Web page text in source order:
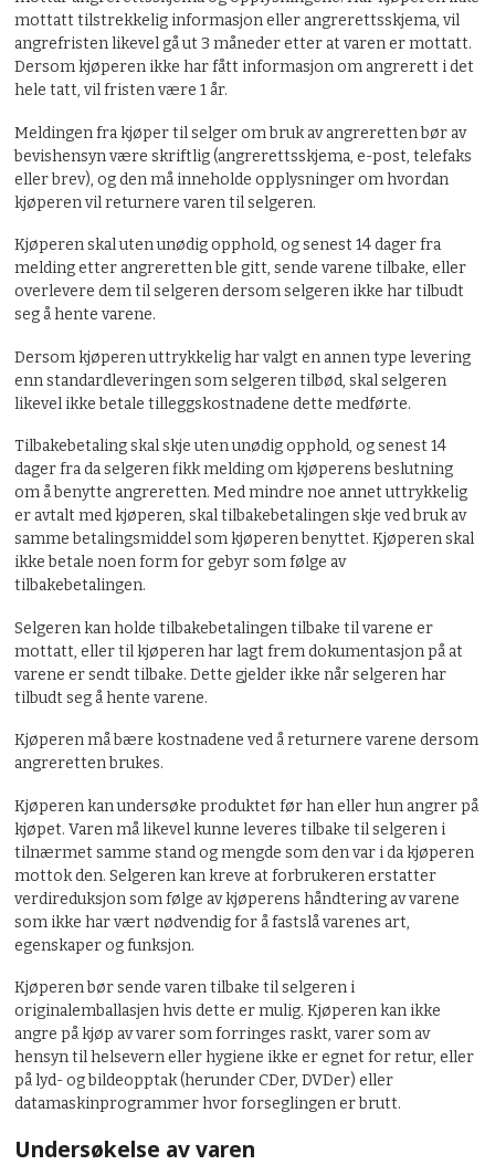
mottatt tilstrekkelig informasjon eller angrerettsskjema, vil
angrefristen likevel gå ut 3 måneder etter at varen er mottatt.
Dersom kjøperen ikke har fått informasjon om angrerett i det
hele tatt, vil fristen være 1 år.
Meldingen fra kjøper til selger om bruk av angreretten bør av
bevishensyn være skriftlig (angrerettsskjema, e-post, telefaks
eller brev), og den må inneholde opplysninger om hvordan
kjøperen vil returnere varen til selgeren.
Kjøperen skal uten unødig opphold, og senest 14 dager fra
melding etter angreretten ble gitt, sende varene tilbake, eller
overlevere dem til selgeren dersom selgeren ikke har tilbudt
seg å hente varene.
Dersom kjøperen uttrykkelig har valgt en annen type levering
enn standardleveringen som selgeren tilbød, skal selgeren
likevel ikke betale tilleggskostnadene dette medførte.
Tilbakebetaling skal skje uten unødig opphold, og senest 14
dager fra da selgeren fikk melding om kjøperens beslutning
om å benytte angreretten. Med mindre noe annet uttrykkelig
er avtalt med kjøperen, skal tilbakebetalingen skje ved bruk av
samme betalingsmiddel som kjøperen benyttet. Kjøperen skal
ikke betale noen form for gebyr som følge av
tilbakebetalingen.
Selgeren kan holde tilbakebetalingen tilbake til varene er
mottatt, eller til kjøperen har lagt frem dokumentasjon på at
varene er sendt tilbake. Dette gjelder ikke når selgeren har
tilbudt seg å hente varene.
Kjøperen må bære kostnadene ved å returnere varene dersom
angreretten brukes.
Kjøperen kan undersøke produktet før han eller hun angrer på
kjøpet. Varen må likevel kunne leveres tilbake til selgeren i
tilnærmet samme stand og mengde som den var i da kjøperen
mottok den. Selgeren kan kreve at forbrukeren erstatter
verdireduksjon som følge av kjøperens håndtering av varene
som ikke har vært nødvendig for å fastslå varenes art,
egenskaper og funksjon.
Kjøperen bør sende varen tilbake til selgeren i
originalemballasjen hvis dette er mulig. Kjøperen kan ikke
angre på kjøp av varer som forringes raskt, varer som av
hensyn til helsevern eller hygiene ikke er egnet for retur, eller
på lyd- og bildeopptak (herunder CDer, DVDer) eller
datamaskinprogrammer hvor forseglingen er brutt.
Undersøkelse av varen